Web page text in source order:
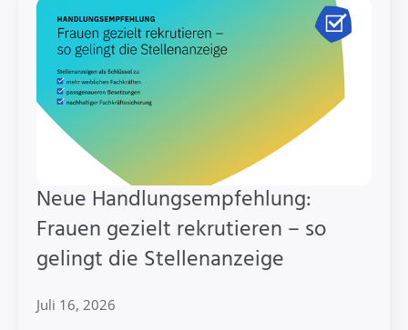
Neue Handlungsempfehlung:
Frauen gezielt rekrutieren – so
gelingt die Stellenanzeige
Juli 16, 2026